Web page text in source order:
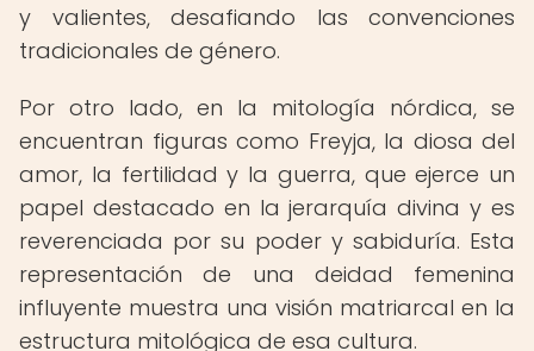
y valientes, desafiando las convenciones
tradicionales de género.
Por otro lado, en la mitología nórdica, se
encuentran figuras como Freyja, la diosa del
amor, la fertilidad y la guerra, que ejerce un
papel destacado en la jerarquía divina y es
reverenciada por su poder y sabiduría. Esta
representación de una deidad femenina
influyente muestra una visión matriarcal en la
estructura mitológica de esa cultura.